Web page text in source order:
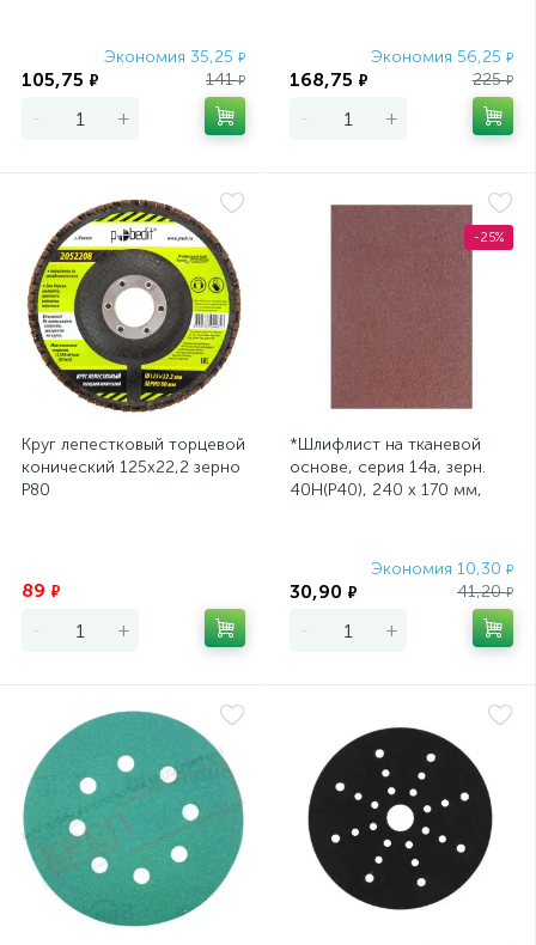
Экономия 35,25 ₽
105,75 ₽ 141₽
- +
Экономия 56,25 ₽
168,75 ₽ 225₽
- +
Круг лепестковый торцевой
конический 125х22,2 зерно
Р80
89 ₽
- +
-25%
*Шлифлист на тканевой
основе, серия 14а, зерн.
40Н(P40), 240 х 170 мм,
Экономия 10,30 ₽
30,90 ₽ 41,20₽
- +